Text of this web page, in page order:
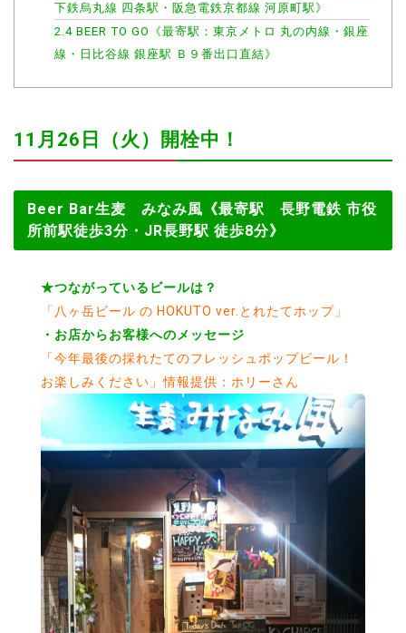
下鉄烏丸線 四条駅・阪急電鉄京都線 河原町駅》
2.4BEER TO GO《最寄駅：東京メトロ 丸の内線・銀座
線・日比谷線 銀座駅 Ｂ９番出口直結》
11月26日（火）開栓中！
Beer Bar生麦 みなみ風《最寄駅 長野電鉄 市役
所前駅徒歩3分・JR長野駅 徒歩8分》
★つながっているビールは？
「八ヶ岳ビール の HOKUTO ver.とれたてホップ」
・お店からお客様へのメッセージ
「今年最後の採れたてのフレッシュポップビール！
お楽しみください」情報提供：ホリーさん